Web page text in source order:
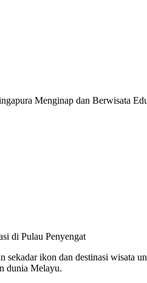
Menginap dan Berwisata
di Pulau Penyengat
ikon dan destinasi wisata
dunia Melayu.